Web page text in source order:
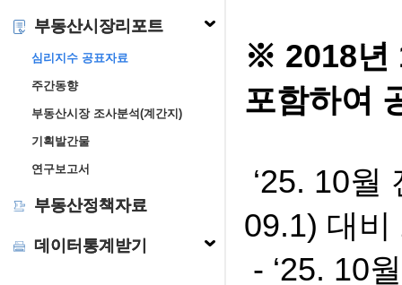
부동산시장리포트
심리지수 공표자료
주간동향
부동산시장 조사분석(계간지)
기획발간물
연구보고서
부동산정책자료
데이터통계받기
※ 2018년
포함하여
‘25. 10월
09.1) 대비
- ‘25. 10